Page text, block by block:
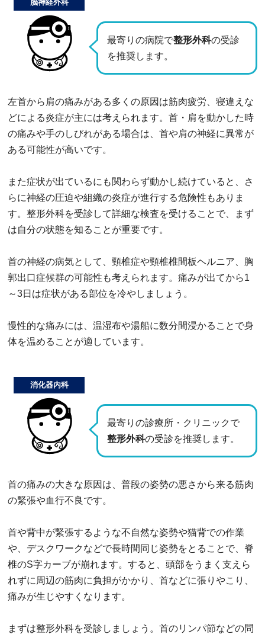
最寄りの病院で整形外科の受診
を推奨します。
脳神経外科
左首から肩の痛みがある多くの原因は筋肉疲労、寝違えな
どによる炎症が主には考えられます。首・肩を動かした時
の痛みや手のしびれがある場合は、首や肩の神経に異常が
ある可能性が高いです。
また症状が出ているにも関わらず動かし続けていると、さ
らに神経の圧迫や組織の炎症が進行する危険性もありま
す。整形外科を受診して詳細な検査を受けることで、まず
は自分の状態を知ることが重要です。
首の神経の病気として、頸椎症や頸椎椎間板ヘルニア、胸
郭出口症候群の可能性も考えられます。痛みが出てから1
～3日は症状がある部位を冷やしましょう。
慢性的な痛みには、温湿布や湯船に数分間浸かることで身
体を温めることが適しています。
最寄りの診療所・クリニックで
整形外科の受診を推奨します。
消化器内科
首の痛みの大きな原因は、普段の姿勢の悪さから来る筋肉
の緊張や血行不良です。
首や背中が緊張するような不自然な姿勢や猫背での作業
や、デスクワークなどで長時間同じ姿勢をとることで、脊
椎のS字カーブが崩れます。すると、頭部をうまく支えら
れずに周辺の筋肉に負担がかかり、首などに張りやこり、
痛みが生じやすくなります。
まずは整形外科を受診しましょう。首のリンパ節などの問